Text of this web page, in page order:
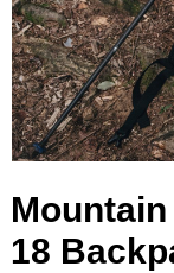
18